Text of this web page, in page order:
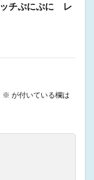
チぷにぷに レ
※ が付いている欄は